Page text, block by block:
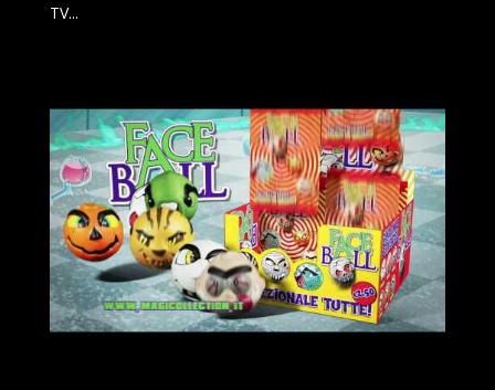
TV...